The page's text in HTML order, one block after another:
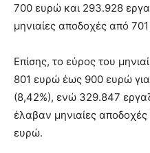
700 ευρώ και 293.928
μηνιαίες αποδοχές από
Επίσης, το εύρος του
801 ευρώ έως 900 ευρώ
(8,42%), ενώ 329.847
έλαβαν μηνιαίες
ευρώ.